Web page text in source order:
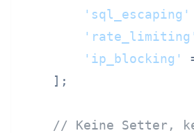
'sql_escaping'
'rate_limiting'
'ip_blocking'
    ];
// Keine Setter,